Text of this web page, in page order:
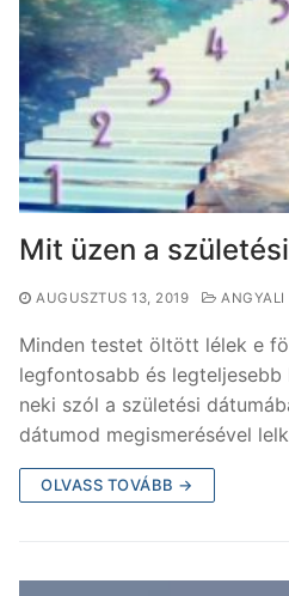
Mit üzen a
AUGUSZTUS 13, 2019 ANGYALI
Minden testet öltött lélek e
legfontosabb és
neki szól a születési
dátumod megismerésével
OLVASS TOVÁBB →